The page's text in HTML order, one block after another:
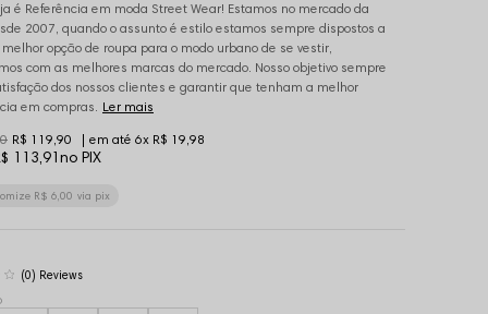
é Referência em moda Street Wear! Estamos no mercado da
2007, quando o assunto é estilo estamos sempre dispostos a
opção de roupa para o modo urbano de se vestir,
com as melhores marcas do mercado. Nosso objetivo sempre
dos nossos clientes e garantir que tenham a melhor
em compras. Ler mais
113,91no PIX
R$ 119,90 6x R$ 19,98
R$ 6,00 via pix
(0)